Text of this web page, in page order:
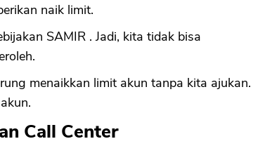
naik limit.
SAMIR . Jadi, kita tidak bisa
menaikkan limit akun tanpa kita ajukan.
Call Center